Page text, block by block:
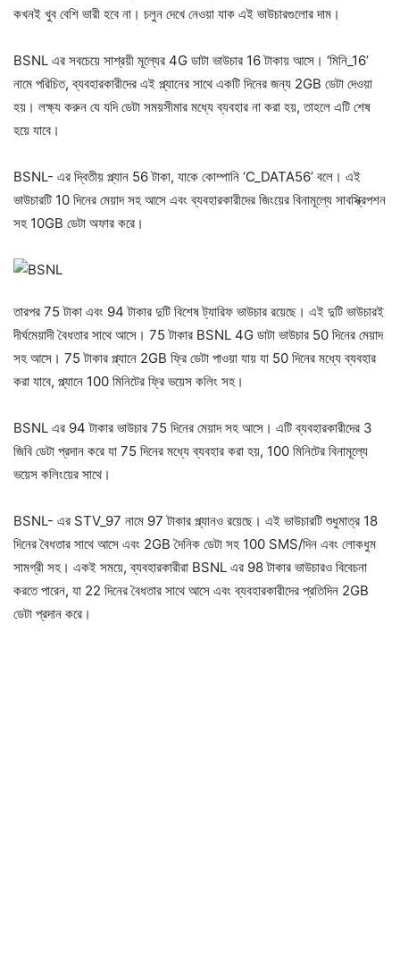
কখনই খুব বেশি ভারী হবে না। চলুন দেখে নেওয়া যাক এই ভাউচারগুলোর দাম।
BSNL এর সবচেয়ে সাশ্রয়ী মূল্যের 4G ডাটা ভাউচার 16 টাকায় আসে। ‘মিনি_16’
নামে পরিচিত, ব্যবহারকারীদের এই প্ল্যানের সাথে একটি দিনের জন্য 2GB ডেটা দেওয়া
হয়। লক্ষ্য করুন যে যদি ডেটা সময়সীমার মধ্যে ব্যবহার না করা হয়, তাহলে এটি শেষ
হয়ে যাবে।
BSNL- এর দ্বিতীয় প্ল্যান 56 টাকা, যাকে কোম্পানি ‘C_DATA56’ বলে। এই
ভাউচারটি 10 ​​দিনের মেয়াদ সহ আসে এবং ব্যবহারকারীদের জিংয়ের বিনামূল্যে সাবস্ক্রিপশন
সহ 10GB ডেটা অফার করে।
তারপর 75 টাকা এবং 94 টাকার দুটি বিশেষ ট্যারিফ ভাউচার রয়েছে। এই দুটি ভাউচারই
দীর্ঘমেয়াদী বৈধতার সাথে আসে। 75 টাকার BSNL 4G ডাটা ভাউচার 50 দিনের মেয়াদ
সহ আসে। 75 টাকার প্ল্যানে 2GB ফ্রি ডেটা পাওয়া যায় যা 50 দিনের মধ্যে ব্যবহার
করা যাবে, প্ল্যানে 100 মিনিটের ফ্রি ভয়েস কলিং সহ।
BSNL এর 94 টাকার ভাউচার 75 দিনের মেয়াদ সহ আসে। এটি ব্যবহারকারীদের 3
জিবি ডেটা প্রদান করে যা 75 দিনের মধ্যে ব্যবহার করা হয়, 100 মিনিটের বিনামূল্যে
ভয়েস কলিংয়ের সাথে।
BSNL- এর STV_97 নামে 97 টাকার প্ল্যানও রয়েছে। এই ভাউচারটি শুধুমাত্র 18
দিনের বৈধতার সাথে আসে এবং 2GB দৈনিক ডেটা সহ 100 SMS/দিন এবং লোকধুম
সামগ্রী সহ। একই সময়ে, ব্যবহারকারীরা BSNL এর 98 টাকার ভাউচারও বিবেচনা
করতে পারেন, যা 22 দিনের বৈধতার সাথে আসে এবং ব্যবহারকারীদের প্রতিদিন 2GB
ডেটা প্রদান করে।